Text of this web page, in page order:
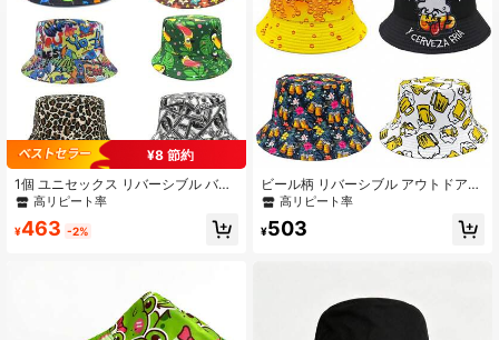
759 フォロワー
759 フォロワー
4.85 759 フォロワー
759 フォロワー
¥8 節約
1個 ユニセックス リバーシブル バケ
ットハット カートゥーン柄プリン
ェアに適し、ファッショナブルで多
高リピート率
¥463 -2%
ビール柄 リバーシブル アウトドアパ
ーティー 旅行 休暇用バケットハッ
高リピート率
¥503